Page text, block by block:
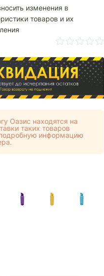
изменения в
товаров и их
Оазис находятся на
таких товаров
информацию